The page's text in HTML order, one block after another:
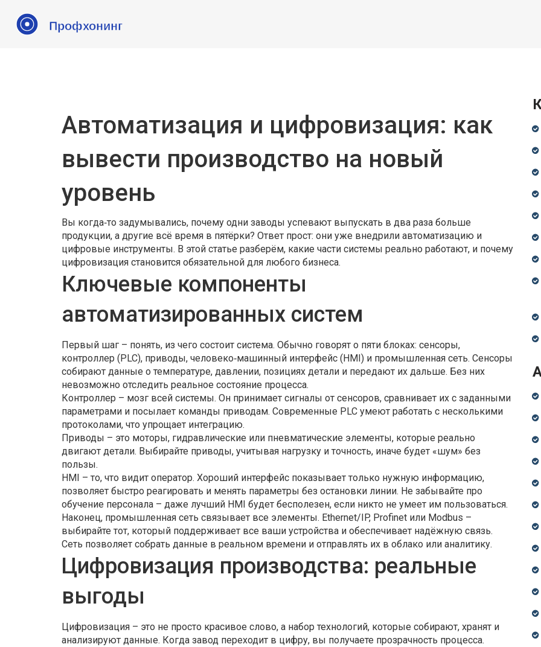
Автоматизация и цифровизация: как
вывести производство на новый
уровень
Вы когда‑то задумывались, почему одни заводы успевают выпускать в два раза больше
продукции, а другие всё время в пятёрки? Ответ прост: они уже внедрили автоматизацию и
цифровые инструменты. В этой статье разберём, какие части системы реально работают, и почему
цифровизация становится обязательной для любого бизнеса.
Ключевые компоненты
автоматизированных систем
Первый шаг – понять, из чего состоит система. Обычно говорят о пяти блоках: сенсоры,
контроллер (PLC), приводы, человеко‑машинный интерфейс (HMI) и промышленная сеть. Сенсоры
собирают данные о температуре, давлении, позициях детали и передают их дальше. Без них
невозможно отследить реальное состояние процесса.
Контроллер – мозг всей системы. Он принимает сигналы от сенсоров, сравнивает их с заданными
параметрами и посылает команды приводам. Современные PLC умеют работать с несколькими
протоколами, что упрощает интеграцию.
Приводы – это моторы, гидравлические или пневматические элементы, которые реально
двигают детали. Выбирайте приводы, учитывая нагрузку и точность, иначе будет «шум» без
пользы.
HMI – то, что видит оператор. Хороший интерфейс показывает только нужную информацию,
позволяет быстро реагировать и менять параметры без остановки линии. Не забывайте про
обучение персонала – даже лучший HMI будет бесполезен, если никто не умеет им пользоваться.
Наконец, промышленная сеть связывает все элементы. Ethernet/IP, Profinet или Modbus –
выбирайте тот, который поддерживает все ваши устройства и обеспечивает надёжную связь.
Сеть позволяет собрать данные в реальном времени и отправлять их в облако или аналитику.
Цифровизация производства: реальные
выгоды
Цифровизация – это не просто красивое слово, а набор технологий, которые собирают, хранят и
анализируют данные. Когда завод переходит в цифру, вы получаете прозрачность процесса.